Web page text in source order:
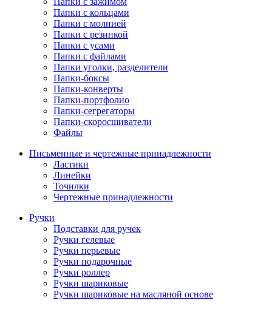
Папки с кольцами
Папки с молнией
Папки с резинкой
Папки с усами
Папки с файлами
Папки уголки, разделители
Папки-боксы
Папки-конверты
Папки-портфолио
Папки-сегрегаторы
Папки-скоросшиватели
Файлы
Письменные и чертежные принадлежности
Ластики
Линейки
Точилки
Чертежные принадлежности
Ручки
Подставки для ручек
Ручки гелевые
Ручки перьевые
Ручки подарочные
Ручки роллер
Ручки шариковые
Ручки шариковые на масляной основе